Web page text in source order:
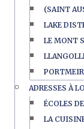
(SAINT
LAKE
LE MONT
ADRESSES À
ÉCOLES
LA